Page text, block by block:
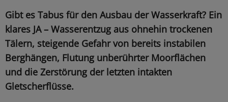
Gibt es Tabus für den Ausbau der Wasserkraft? Ein
klares JA – Wasserentzug aus ohnehin trockenen
Tälern, steigende Gefahr von bereits instabilen
Berghängen, Flutung unberührter Moorflächen
und die Zerstörung der letzten intakten
Gletscherflüsse.